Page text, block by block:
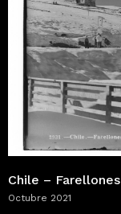
Chile – Farellones
Octubre 2021